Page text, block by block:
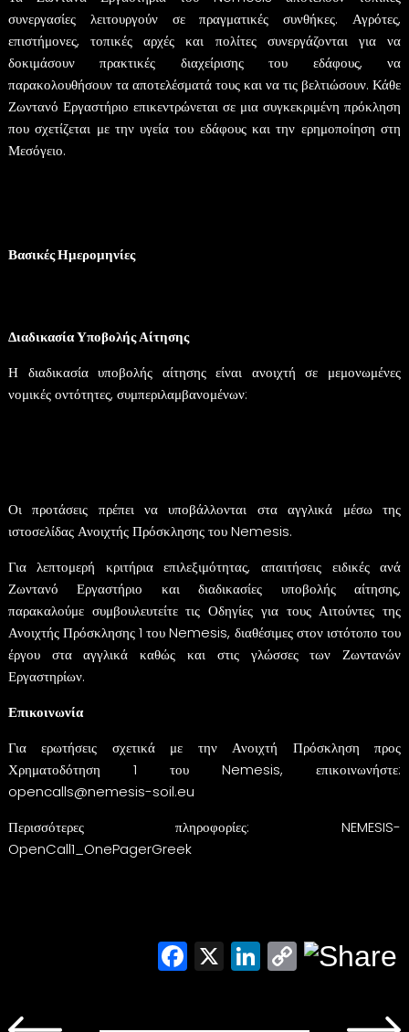
συνεργασίες λειτουργούν σε πραγματικές συνθήκες. Αγρότες,
επιστήμονες, τοπικές αρχές και πολίτες συνεργάζονται για να
δοκιμάσουν πρακτικές διαχείρισης του εδάφους, να
παρακολουθήσουν τα αποτελέσματά τους και να τις βελτιώσουν. Κάθε
Ζωντανό Εργαστήριο επικεντρώνεται σε μια συγκεκριμένη πρόκληση
που σχετίζεται με την υγεία του εδάφους και την ερημοποίηση στη
Μεσόγειο.
Βασικές Ημερομηνίες
Διαδικασία Υποβολής Αίτησης
Η διαδικασία υποβολής αίτησης είναι ανοιχτή σε μεμονωμένες
νομικές οντότητες, συμπεριλαμβανομένων:
Οι προτάσεις πρέπει να υποβάλλονται στα αγγλικά μέσω της
ιστοσελίδας Ανοιχτής Πρόσκλησης του Nemesis.
Για λεπτομερή κριτήρια επιλεξιμότητας, απαιτήσεις ειδικές ανά
Ζωντανό Εργαστήριο και διαδικασίες υποβολής αίτησης,
παρακαλούμε συμβουλευτείτε τις Οδηγίες για τους Αιτούντες της
Ανοιχτής Πρόσκλησης 1 του Nemesis, διαθέσιμες στον ιστότοπο του
έργου στα αγγλικά καθώς και στις γλώσσες των Ζωντανών
Εργαστηρίων.
Επικοινωνία
Για ερωτήσεις σχετικά με την Ανοιχτή Πρόσκληση προς
Χρηματοδότηση 1 του Nemesis, επικοινωνήστε:
opencalls@nemesis-soil.eu
Περισσότερες πληροφορίες:NEMESIS-
OpenCall1_OnePagerGreek
Facebook
X LinkedIn
Copy